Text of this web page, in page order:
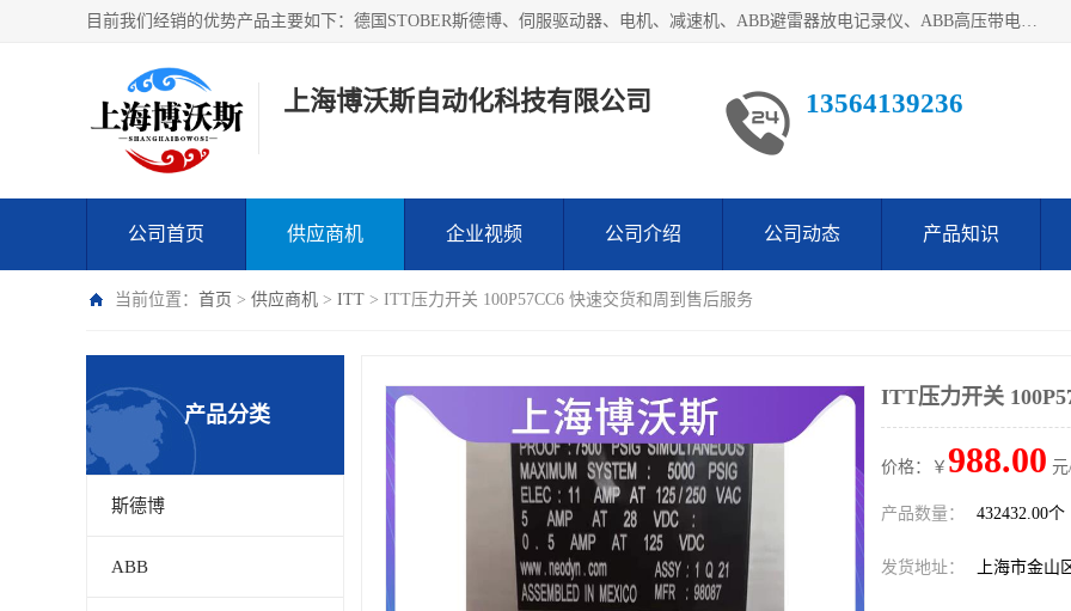
目前我们经销的优势产品主要如下：德国STOBER斯德博、伺服驱动器、电机、减速机、ABB避雷器放电记录仪、ABB高压带电指示器、模拟指示器、柜用照明灯、风机控制器、日本SSS阀门定位器；德国NORD诺德、德国SEW、ITT压力开关、ROSS、伦茨、WEST、ATOS、派克、SSS、三菱、 EVCO、 尤尼帕斯、日本三桥、三菱、威格士、KEB科比等等，品牌众多，无法一一列举！详情来电咨询
上海博沃斯自动化科技有限公司 13564139236
公司首页 供应商机 企业视频 公司介绍 公司动态 产品知识
当前位置： 首页 > 供应商机 > ITT > ITT压力开关 100P57CC6 快速交货和周到售后服务
产品分类
斯德博
ABB
ITT压力开关
价格：￥ 988.00
产品数量： 432432.00个
发货地址： 上海市金山